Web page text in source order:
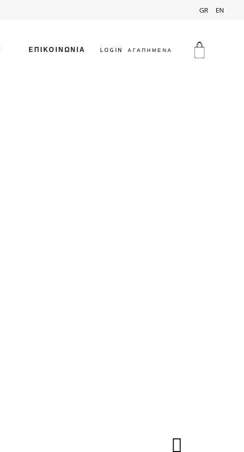
GR EN
ΕΠΙΚΟΙΝΩΝΙΑ LOGIN ΑΓΑΠΗΜΕΝΑ